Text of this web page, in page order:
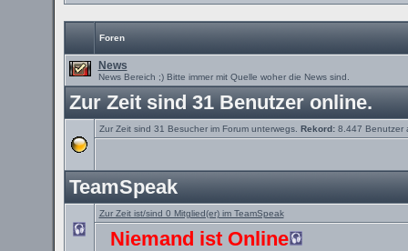
Foren
News
News Bereich ;) Bitte immer mit Quelle woher die News sind.
Zur Zeit sind 31 Benutzer online.
Zur Zeit sind 31 Besucher im Forum unterwegs. Rekord:8.447 Benutzer
TeamSpeak
Zur Zeit ist/sind 0 Mitglied(er) im TeamSpeak
Niemand ist Online